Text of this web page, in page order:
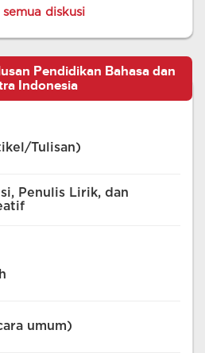
semua diskusi
Pendidikan Bahasa dan
Indonesia
Tulisan)
Penulis Lirik, dan
umum)